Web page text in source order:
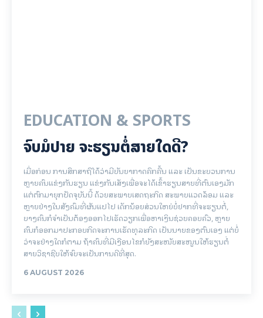
EDUCATION & SPORTS
ຈົບມໍປາຍ ຈະຮຽນຕໍ່ສາຍໃດດີ?
ເມື່ອກ່ອນ ການສຶກສາຖືໄດ້ວ່າມີບັນຍາກາດຄຶກຄື້ນ ແລະ ເປັນຂະບວນການ
ຫຼາຍຄົນແຂ່ງກັນຮຽນ ແຂ່ງກັນເສັງເພື່ອຈະໄດ້ເຂົ້າຮຽນສາຍທີ່ຕົນເອງມັກ
ແຕ່ຕົກມາຍຸກປັດຈຸບັນນີ້ ດ້ວຍສະພາບເສດຖະກິດ ສະພາບແວດລ້ອມ ແລະ
ຫຼາຍຢ່າງໃນສັງຄົມທີ່ຜັນແປໄປ ເດັກນ້ອຍສ່ວນໃຫຍ່ບໍ່ຢາກທີ່ຈະຮຽນຕໍ່,
ບາງຄົນກໍຈຳເປັນຕ້ອງອອກໄປເຮັດວຽກເພື່ອຫາເງິນຊ່ວຍຄອບຄົວ, ຫຼາຍ
ຄົນກໍອອກມາປະກອບກິດຈະການເຮັດທຸລະກິດ ເປັນນາຍຂອງຕົນເອງ ແຕ່ບໍ່
ວ່າຈະຢ່າງໃດກໍຕາມ ຖ້າຄົນທີ່ມີເງືອນໄຂກໍຍັງສະໜັບສະໜູນໃຫ້ຮຽນຕໍ່
ສາຍວິຊາຊີບໃຫ້ຈົບຈະເປັນການດີທີ່ສຸດ.
6 AUGUST 2026